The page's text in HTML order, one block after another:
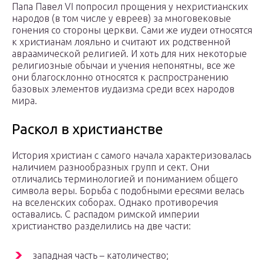
Папа Павел VI попросил прощения у нехристианских
народов (в том числе у евреев) за многовековые
гонения со стороны церкви. Сами же иудеи относятся
к христианам лояльно и считают их родственной
авраамической религией. И хоть для них некоторые
религиозные обычаи и учения непонятны, все же
они благосклонно относятся к распространению
базовых элементов иудаизма среди всех народов
мира.
Раскол в христианстве
История христиан с самого начала характеризовалась
наличием разнообразных групп и сект. Они
отличались терминологией и пониманием общего
символа веры. Борьба с подобными ересями велась
на вселенских соборах. Однако противоречия
оставались. С распадом римской империи
христианство разделились на две части:
западная часть – католичество;